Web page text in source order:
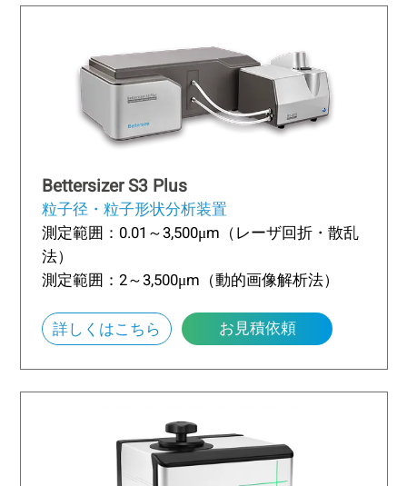
Bettersizer S3 Plus
粒子径・粒子形状分析装置
測定範囲：0.01～3,500μm（レーザ回折・散乱
法）
測定範囲：2～3,500μm（動的画像解析法）
詳しくはこちら お見積依頼